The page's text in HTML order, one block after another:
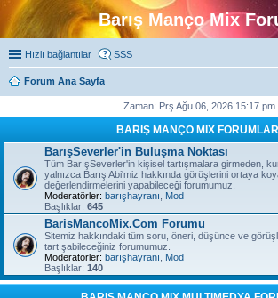
Barış Manço Mix
Hızlı bağlantılar SSS
Forum Ana Sayfa
Zaman: Prş Ağu 06, 2026 15:17 pm
BARIŞ MANÇO MIX FORUMLARI
BarışSeverler'in Buluşma Noktası
Tüm BarışSeverler'in kişisel tartışmalara girmeden,
yalnızca Barış Abi'miz hakkında görüşlerini ortaya
değerlendirmelerini yapabileceği forumumuz.
Moderatörler: barışhayranı
Mod
Başlıklar: 645
BarisMancoMix.Com Forumu
Sitemiz hakkındaki tüm soru, öneri, düşünce ve
tartışabileceğiniz forumumuz.
Moderatörler: barışhayranı
Mod
Başlıklar: 140